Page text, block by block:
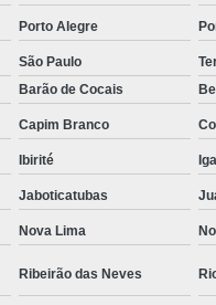
Empresas de
Rastreamento
Rastreamento para
Detector de Fadiga
Porto Alegre
São Paulo
Barão de Cocais
Capim Branco
Ibirité
Jaboticatubas
Nova Lima
Ribeirão das Neves